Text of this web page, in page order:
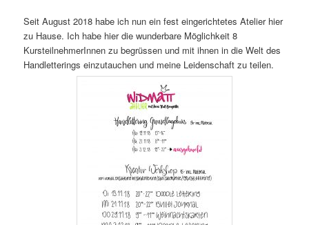
Seit August 2018 habe ich nun ein fest eingerichtetes Atelier hier
zu Hause. Ich habe hier die wunderbare Möglichkeit 8
KursteilnehmerInnen zu begrüssen und mit ihnen in die Welt des
Handletterings einzutauchen und meine Leidenschaft zu teilen.